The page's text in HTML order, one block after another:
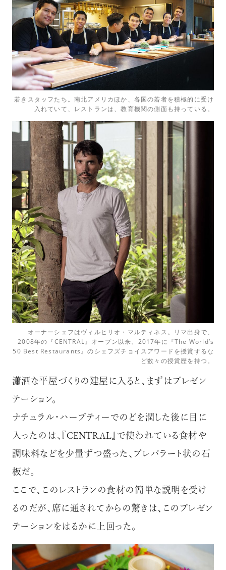
若きスタッフたち。南北アメリカほか、各国の若者を積極的に受け
入れていて、レストランは、教育機関の側面も持っている。
オーナーシェフはヴィルヒリオ・マルティネス。リマ出身で、
2008年の『CENTRAL』オープン以来、2017年に『The World’s
50 Best Restaurants』のシェフズチョイスアワードを授賞するな
ど数々の授賞歴を持つ。
瀟洒な平屋づくりの建屋に入ると、まずはプレゼン
テーション。
ナチュラル・ハーブティーでのどを潤した後に目に
入ったのは、『CENTRAL』で使われている食材や
調味料などを少量ずつ盛った、プレパラート状の石
板だ。
ここで、このレストランの食材の簡単な説明を受け
るのだが、席に通されてからの驚きは、このプレゼン
テーションをはるかに上回った。